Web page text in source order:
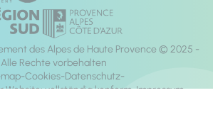
des Alpes de Haute Provence © 2025 -
Alle Rechte vorbehalten
Cookies Datenschutz
Website: vollständig konform Impressum